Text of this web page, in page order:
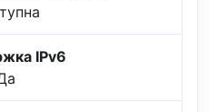
IPv6